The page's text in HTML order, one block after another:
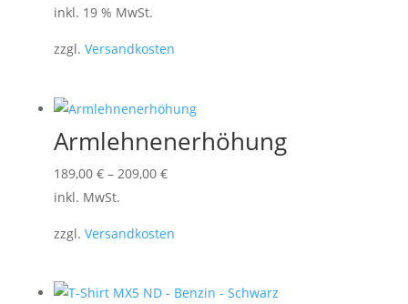
inkl. 19 % MwSt.
zzgl. Versandkosten
Armlehnenerhöhung
189,00 €– 209,00 €
auf.
inkl. MwSt.
zzgl. Versandkosten